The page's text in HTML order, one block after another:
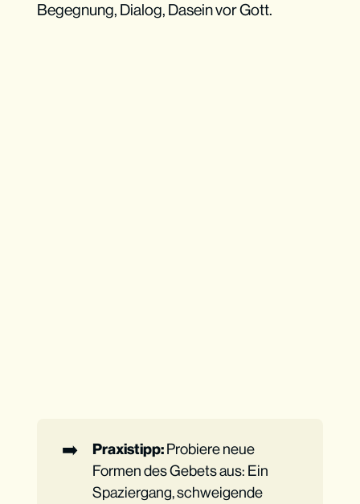
Begegnung, Dialog, Dasein vor Gott.
➡️ Praxistipp:Probiere neue
Formen des Gebets aus: Ein
Spaziergang, schweigende